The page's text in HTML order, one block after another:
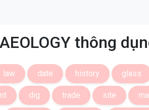
thông
law date history glass
dig trade site